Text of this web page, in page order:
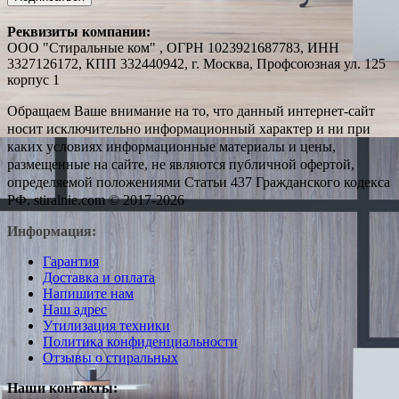
Реквизиты компании:
ООО "Стиральные ком" , ОГРН 1023921687783, ИНН
3327126172, КПП 332440942, г. Москва, Профсоюзная ул. 125
корпус 1
Обращаем Ваше внимание на то, что данный интернет-сайт
носит исключительно информационный характер и ни при
каких условиях информационные материалы и цены,
размещенные на сайте, не являются публичной офертой,
определяемой положениями Статьи 437 Гражданского кодекса
РФ. stiralnie.com © 2017-2026
Информация:
Гарантия
Доставка и оплата
Напишите нам
Наш адрес
Утилизация техники
Политика конфиденциальности
Отзывы о стиральных
Наши контакты: